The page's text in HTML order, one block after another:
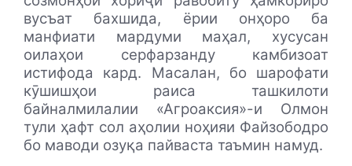
вусъат бахшида, ёрии онҳоро ба
манфиати мардуми маҳал, хусусан
оилаҳои серфарзанду камбизоат
истифода кард. Масалан, бо шарофати
кӯшишҳои раиса ташкилоти
байналмилалии «Агроаксия»-и Олмон
тули ҳафт сол аҳолии ноҳияи Файзободро
бо маводи озуқа пайваста таъмин намуд.